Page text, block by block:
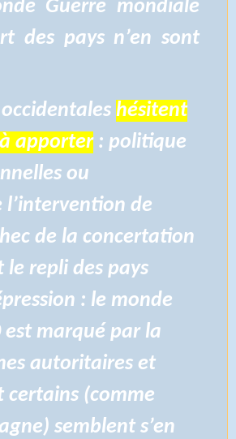
Guerre mondiale
des pays n’en sont
hésitent
apporter : politique
ou
de
de la concertation
repli des pays
: le monde
est marqué par la
autoritaires et
(comme
semblent s’en